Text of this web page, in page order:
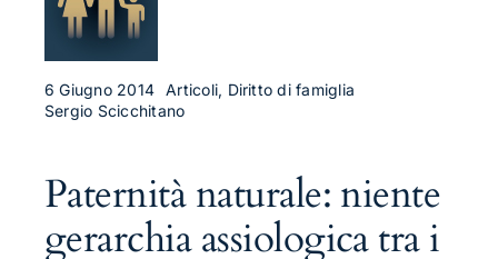
Approfondimenti
Contatti
6 Giugno 2014 Articoli, Diritto di famiglia
Sergio Scicchitano
Paternità naturale: niente
gerarchia assiologica tra i